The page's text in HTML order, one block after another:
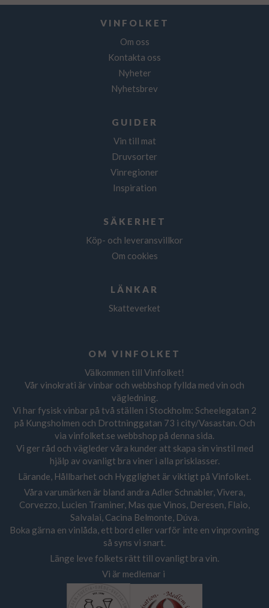
VINFOLKET
Om oss
Kontakta oss
Nyheter
Nyhetsbrev
GUIDER
Vin till mat
Druvsorter
Vinregioner
Inspiration
SÄKERHET
Köp- och leveransvillkor
Om cookies
LÄNKAR
Skatteverket
OM VINFOLKET
Välkommen till Vinfolket!
Vår vinokrati är vinbar och webbshop fyllda med vin och
vägledning.
Vi har fysisk vinbar på två ställen i Stockholm: Scheelegatan 2
på Kungsholmen och Drottninggatan 73 i city/Vasastan. Och
via vinfolket.se webbshop på denna sida.
Vi ger råd och vägleder våra kunder att skapa sin vinstil med
hjälp av ovanligt bra viner i alla prisklasser.
Lärande, Hållbarhet och Hygglighet är viktigt på Vinfolket.
Våra varumärken är bland andra Adler Schnabler, Vivera,
Corvezzo, Lucien Traminer, Mas que Vinos, Deresen, Flaio,
Salvalai, Cacina Belmonte, Dúva.
Boka gärna en vinlåda, ett bord eller varför inte en vinprovning
så syns vi snart.
Länge leve folkets rätt till ovanligt bra vin.
Vi är medlemar i